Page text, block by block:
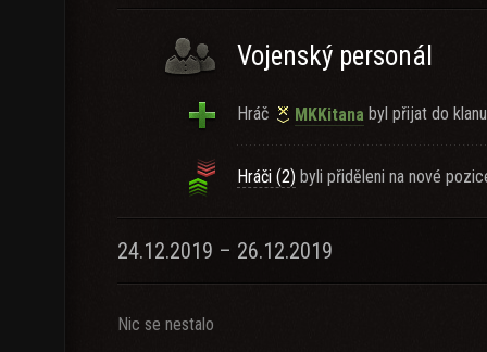
Vojenský personál
Hráč MKKitana byl přijat do
Hráči (2) byli přiděleni na nové
24.12.2019 – 26.12.2019
Nic se nestalo